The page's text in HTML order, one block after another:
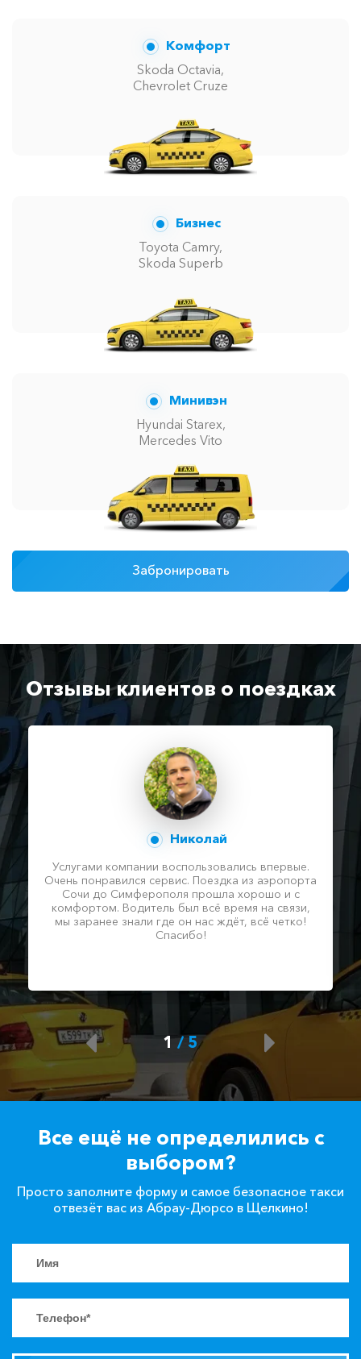
Комфорт
Skoda Octavia,
Chevrolet Cruze
Бизнес
Toyota Camry,
Skoda Superb
Минивэн
Hyundai Starex,
Mercedes Vito
Забронировать
Отзывы клиентов о поездках
Николай
Услугами компании воспользовались впервые.
Очень понравился сервис. Поездка из аэропорта
Сочи до Симферополя прошла хорошо и с
комфортом. Водитель был всё время на связи,
мы заранее знали где он нас ждёт, всё четко!
Спасибо!
1/ 5
Все ещё не определились с
выбором?
Просто заполните форму и самое безопасное такси
отвезёт вас из Абрау-Дюрсо в Щелкино!